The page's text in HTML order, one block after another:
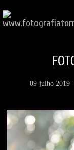
09 julho 2019 -